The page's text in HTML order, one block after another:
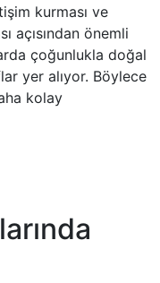
kurması ve
açısından önemli
çoğunlukla doğal
yer alıyor. Böylece
kolay